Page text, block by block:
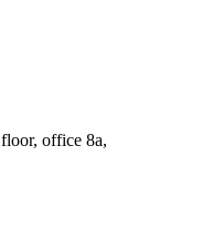
floor, office 8a,